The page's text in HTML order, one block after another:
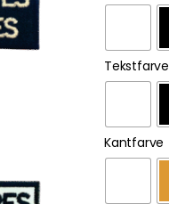
Tekstfarve
Kantfarve